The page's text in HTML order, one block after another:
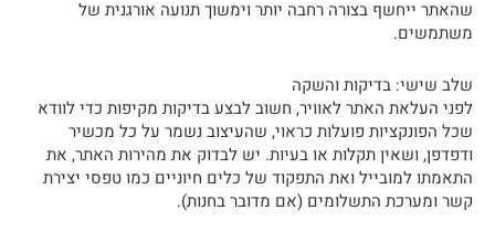
שהאתר ייחשף בצורה רחבה יותר וימשוך תנועה אורגנית של
משתמשים.
שלב שישי: בדיקות והשקה
לפני העלאת האתר לאוויר, חשוב לבצע בדיקות מקיפות כדי לוודא
שכל הפונקציות פועלות כראוי, שהעיצוב נשמר על כל מכשיר
ודפדפן, ושאין תקלות או בעיות. יש לבדוק את מהירות האתר, את
התאמתו למובייל ואת התפקוד של כלים חיוניים כמו טפסי יצירת
קשר ומערכת התשלומים (אם מדובר בחנות).